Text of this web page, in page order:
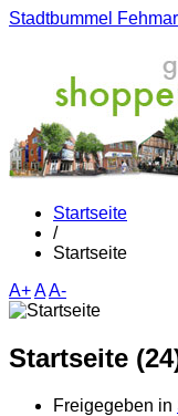
Stadtbummel
Startseite
/
Startseite
A+AA-
Startseite
Freigegeben in